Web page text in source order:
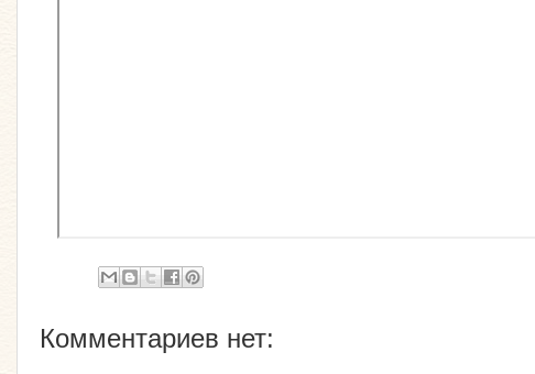
Комментариев нет: